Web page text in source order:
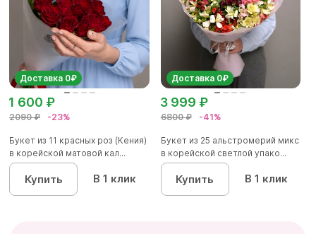
Доставка 0₽
2090 ₽ -23%
1 600 ₽
Букет из 11 красных роз (Кения)
в корейской матовой кал...
Купить В 1 клик
Доставка 0₽
6800 ₽ -41%
3 999 ₽
Букет из 25 альстромерий микс
в корейской светлой упако...
Купить В 1 клик